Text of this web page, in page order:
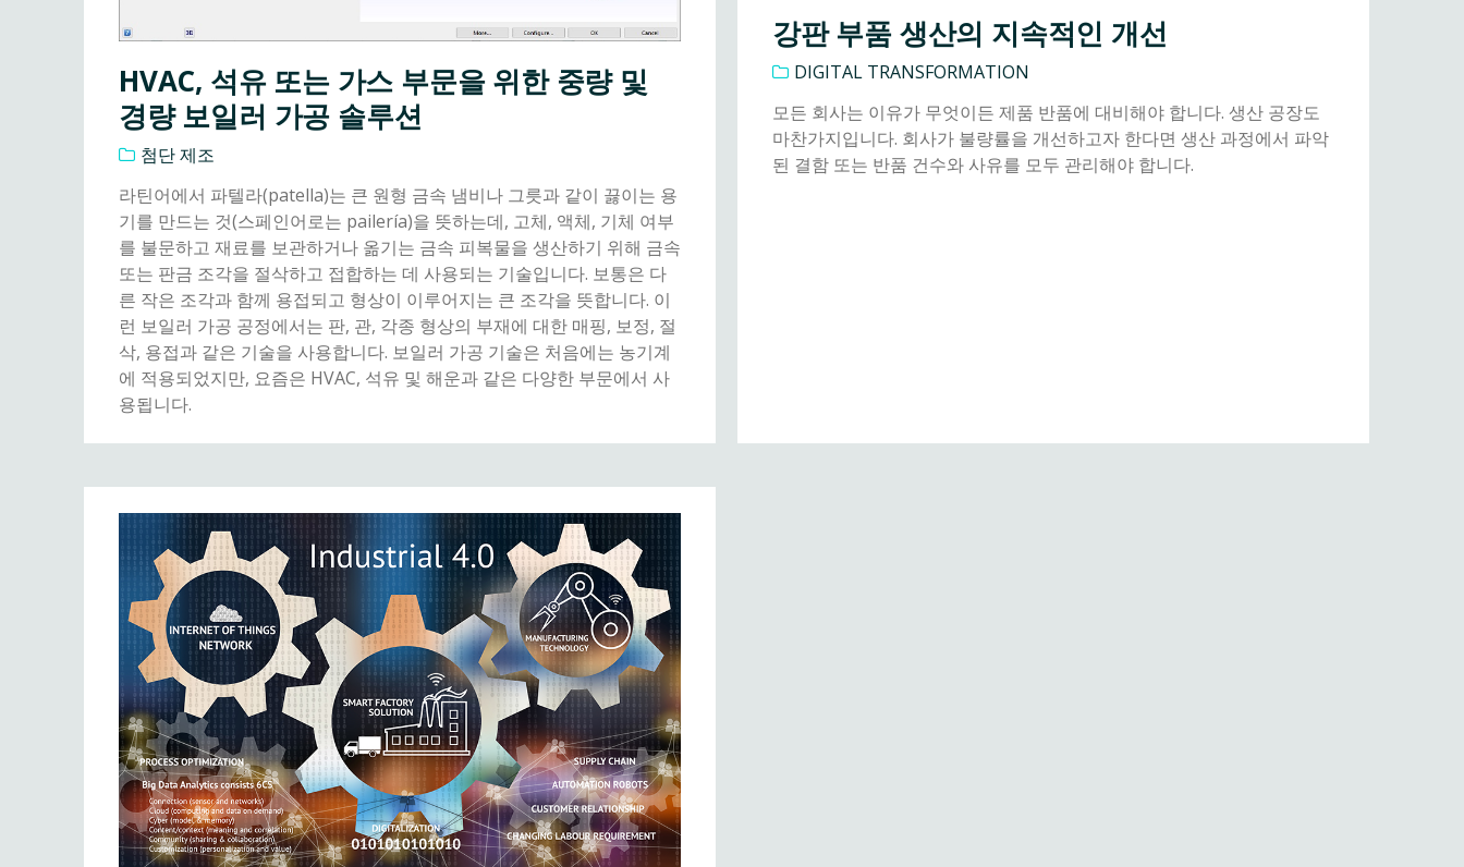
HVAC, 석유 또는 가스 부문을 위한 중량 및
경량 보일러 가공 솔루션
첨단 제조
라틴어에서 파텔라(patella)는 큰 원형 금속 냄비나 그릇과 같이 끓이는 용
기를 만드는 것(스페인어로는 pailería)을 뜻하는데, 고체, 액체, 기체 여부
를 불문하고 재료를 보관하거나 옮기는 금속 피복물을 생산하기 위해 금속
또는 판금 조각을 절삭하고 접합하는 데 사용되는 기술입니다. 보통은 다
른 작은 조각과 함께 용접되고 형상이 이루어지는 큰 조각을 뜻합니다. 이
런 보일러 가공 공정에서는 판, 관, 각종 형상의 부재에 대한 매핑, 보정, 절
삭, 용접과 같은 기술을 사용합니다. 보일러 가공 기술은 처음에는 농기계
에 적용되었지만, 요즘은 HVAC, 석유 및 해운과 같은 다양한 부문에서 사
용됩니다.
강판 부품 생산의 지속적인 개선
DIGITAL TRANSFORMATION
모든 회사는 이유가 무엇이든 제품 반품에 대비해야 합니다. 생산 공장도
마찬가지입니다. 회사가 불량률을 개선하고자 한다면 생산 과정에서 파악
된 결함 또는 반품 건수와 사유를 모두 관리해야 합니다.